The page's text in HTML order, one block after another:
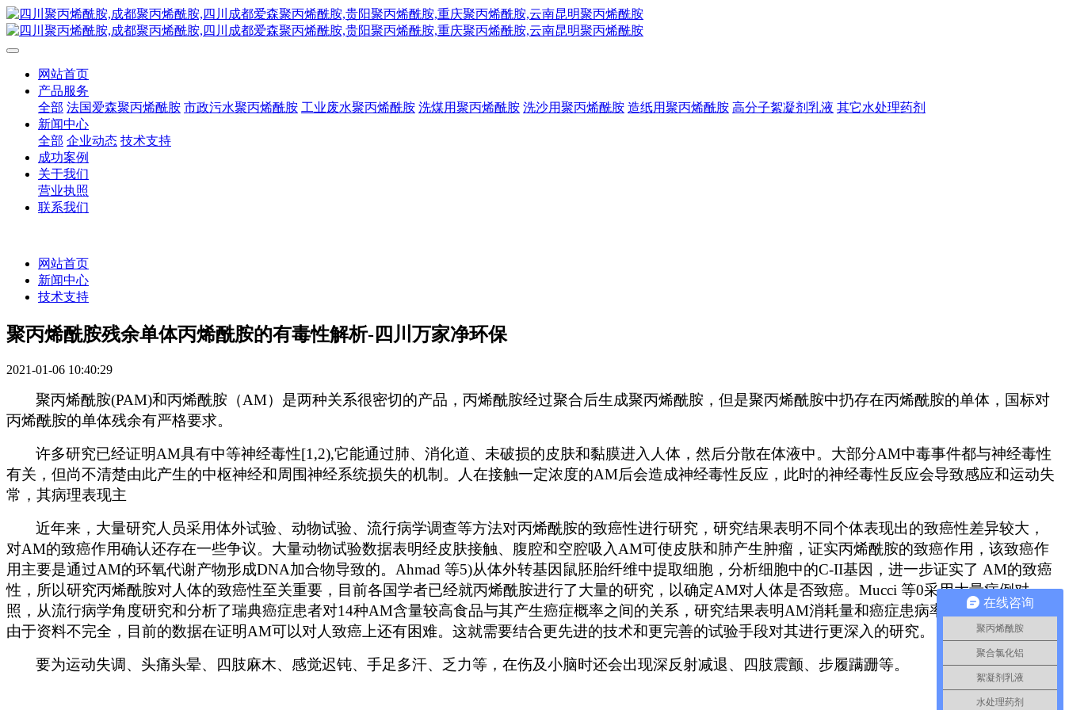
网站首页
产品服务
全部 法国爱森聚丙烯酰胺 市政污水聚丙烯酰胺 工业废水聚丙烯酰胺 洗煤用聚丙烯酰胺 洗沙用聚丙烯酰胺 造纸用聚丙烯酰胺 高分子絮凝剂乳液 其它水处理药剂
新闻中心
全部 企业动态 技术支持
成功案例
关于我们
营业执照
联系我们
网站首页
新闻中心
技术支持
聚丙烯酰胺残余单体丙烯酰胺的有毒性解析-四川万家净环保
2021-01-06 10:40:29
聚丙烯酰胺(PAM)和丙烯酰胺（AM）是两种关系很密切的产品，丙烯酰胺经过聚合后生成聚丙烯酰胺，但是聚丙烯酰胺中扔存在丙烯酰胺的单体，国标对
丙烯酰胺的单体残余有严格要求。
许多研究已经证明AM具有中等神经毒性[1,2),它能通过肺、消化道、未破损的皮肤和黏膜进入人体，然后分散在体液中。大部分AM中毒事件都与神经毒性
有关，但尚不清楚由此产生的中枢神经和周围神经系统损失的机制。人在接触一定浓度的AM后会造成神经毒性反应，此时的神经毒性反应会导致感应和运动失
常，其病理表现主
近年来，大量研究人员采用体外试验、动物试验、流行病学调查等方法对丙烯酰胺的致癌性进行研究，研究结果表明不同个体表现出的致癌性差异较大，
对AM的致癌作用确认还存在一些争议。大量动物试验数据表明经皮肤接触、腹腔和空腔吸入 AM可使皮肤和肺产生肿瘤，证实丙烯酰胺的致癌作用，该致癌作
用主要是通过AM的环氧代谢产物形成DNA加合物导致的。 Ahmad 等5)从体外转基因鼠胚胎纤维中提取细胞，分析细胞中的C-II基因，进一步证实了 AM的致癌
性，所以研究丙烯酰胺对人体的致癌性至关重要，目前各国学者已经就丙烯酰胺进行了大量的研究，以确定AM对人体是否致癌。 Mucci 等0采用大量病例对
照，从流行病学角度研究和分析了瑞典癌症患者对14种AM含量较高食品与其产生癌症概率之间的关系，研究结果表明AM消耗量和癌症患病率没有直接联系。
由于资料不完全，目前的数据在证明AM可以对人致癌上还有困难。这就需要结合更先进的技术和更完善的试验手段对其进行更深入的研究。
要为运动失调、头痛头晕、四肢麻木、感觉迟钝、手足多汗、乏力等，在伤及小脑时还会出现深反射减退、四肢震颤、步履蹒跚等。
在线咨询
聚丙烯酰胺
聚合氯化铝
絮凝剂乳液
水处理药剂